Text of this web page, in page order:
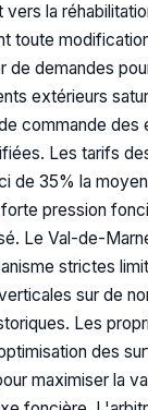
vers la
toute
de demandes
extérieurs
commande des
Les tarifs
de 35% la
pression
Le Val-de-
strictes
sur de
Les
des
maximiser la